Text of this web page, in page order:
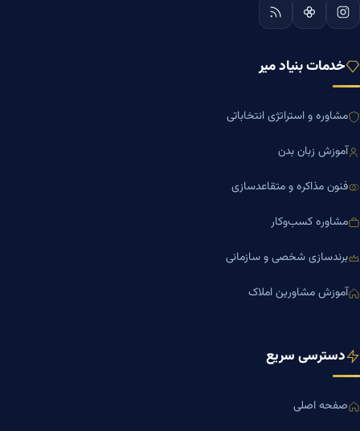
خدمات بنیاد میر
مشاوره و استراتژی انتخاباتی
آموزش زبان بدن
فنون مذاکره و متقاعدسازی
مشاوره کسب‌وکار
برندسازی شخصی و سازمانی
آموزش مشاورین املاک
دسترسی سریع
صفحه اصلی